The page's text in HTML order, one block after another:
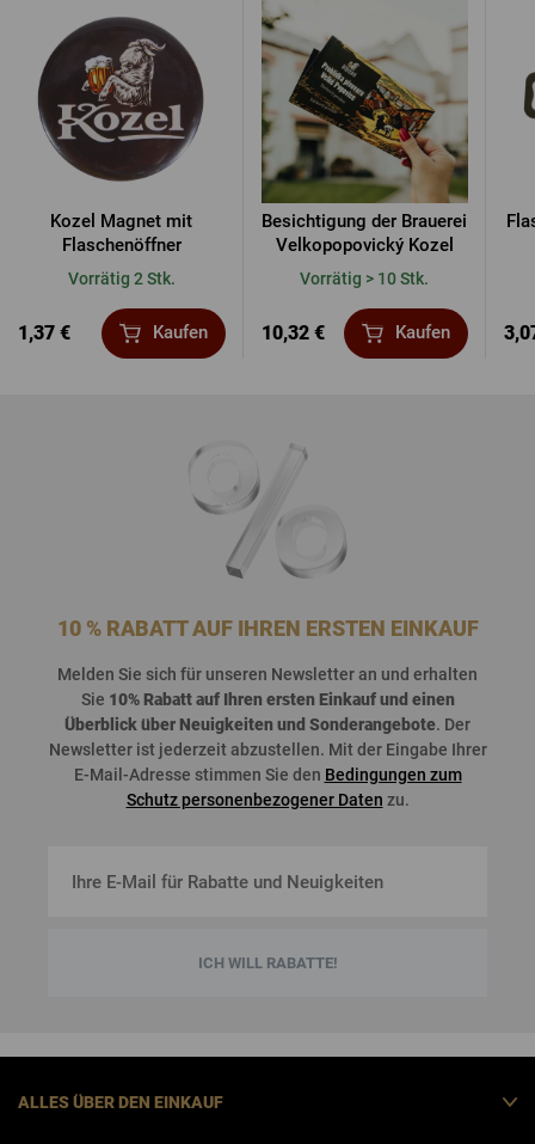
Kozel Magnet mit
Flaschenöffner
Vorrätig 2 Stk.
1,37 € Kaufen
Besichtigung der Brauerei
Velkopopovický Kozel
Vorrätig > 10 Stk.
10,32 € Kaufen
10 % RABATT AUF IHREN ERSTEN EINKAUF
Melden Sie sich für unseren Newsletter an und erhalten
Sie 10% Rabattauf Ihren ersten Einkaufund einen
Überblicküber Neuigkeiten und Sonderangebote. Der
Newsletter ist jederzeit abzustellen. Mit der Eingabe Ihrer
E-Mail-Adresse stimmen Sie den Bedingungen zum
Schutz personenbezogener Daten zu.
ICH WILL RABATTE!
ALLES ÜBER DEN EINKAUF